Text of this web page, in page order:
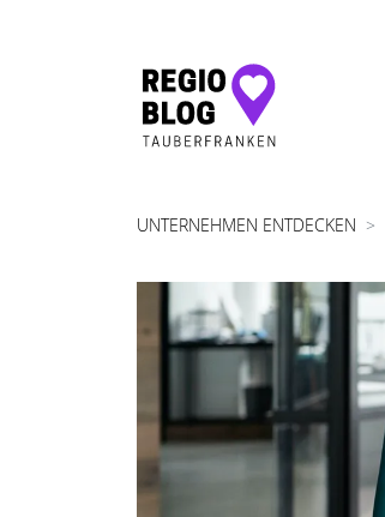
Hauptnavigation
UNTERNEHMEN ENTDECKEN